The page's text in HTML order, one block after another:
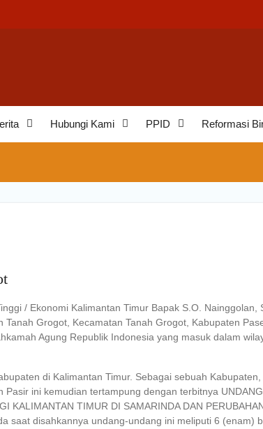
Hubungi Kami PPID Reformasi
/ Ekonomi Kalimantan Timur Bapak S.O. Nainggolan,
Grogot, Kecamatan Tanah Grogot, Kabupaten
Agung Republik Indonesia yang masuk dalam
di Kalimantan Timur. Sebagai sebuah
ini kemudian tertampung dengan terbitnya
KALIMANTAN TIMUR DI SAMARINDA DAN
saat disahkannya undang-undang ini meliputi 6 (enam)